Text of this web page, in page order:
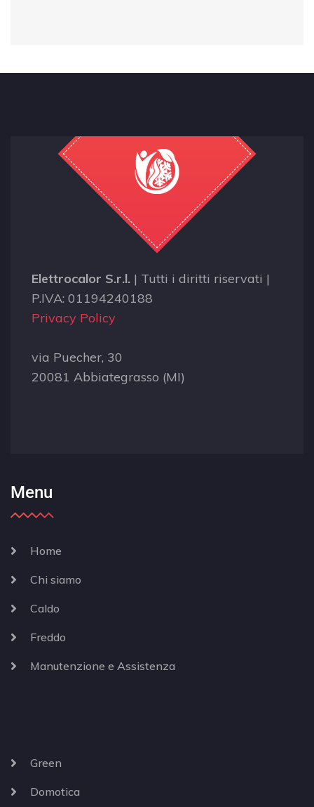
Elettrocalor S.r.l. | Tutti i diritti riservati |
P.IVA: 01194240188
Privacy Policy
via Puecher, 30
20081 Abbiategrasso (MI)
Menu
Home
Chi siamo
Caldo
Freddo
Manutenzione e Assistenza
Green
Domotica